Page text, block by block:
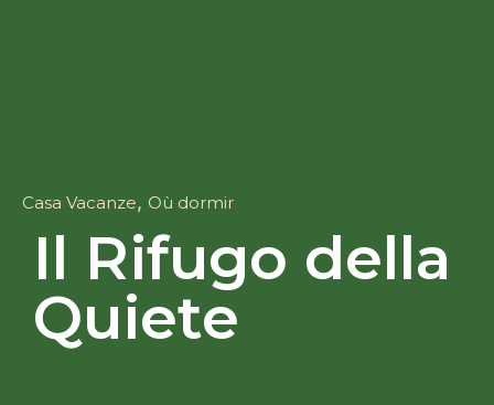
Il Rifugo della
Quiete
Casa Vacanze, Où dormir